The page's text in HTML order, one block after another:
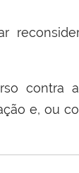
contra
e, ou